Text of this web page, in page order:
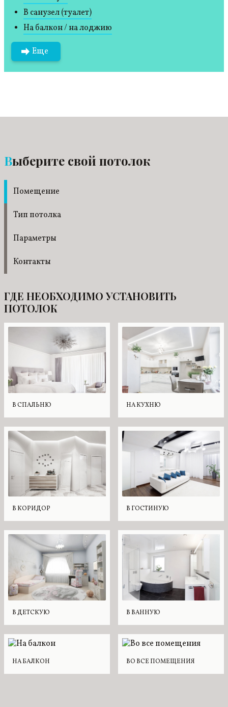
В санузел (туалет)
На балкон / на лоджию
Еще
Выберите свой потолок
Помещение
Тип потолка
Параметры
Контакты
ГДЕ НЕОБХОДИМО УСТАНОВИТЬ
ПОТОЛОК
В СПАЛЬНЮ НА КУХНЮ
В КОРИДОР В ГОСТИНУЮ
В ДЕТСКУЮ В ВАННУЮ
НА БАЛКОН ВО ВСЕ ПОМЕЩЕНИЯ